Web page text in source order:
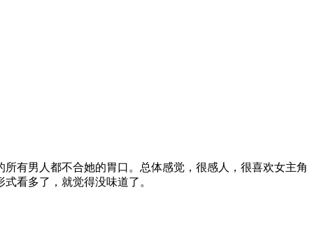
有男人都不合她的胃口。总体感觉，很感人，很喜欢女主角
看多了，就觉得没味道了。